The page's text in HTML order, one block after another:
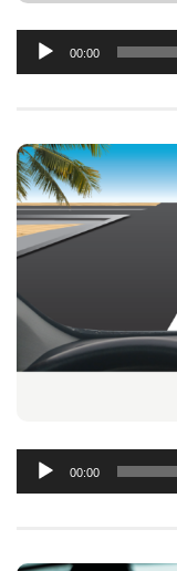
Lecteur
audio
00:00
Lecteur
audio
00:00